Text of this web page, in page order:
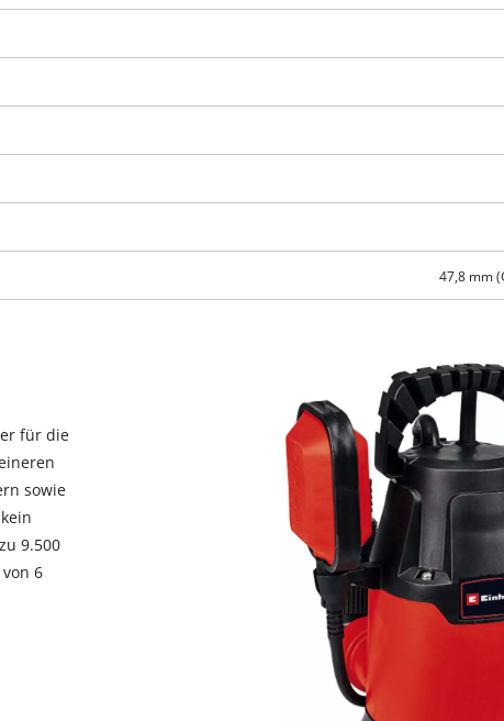
deine Zustimmung, um
Maps laden zu können!
is not permitted to load due
that are not disclosed to the
47,8 mm
für die
sowie
9.500
6